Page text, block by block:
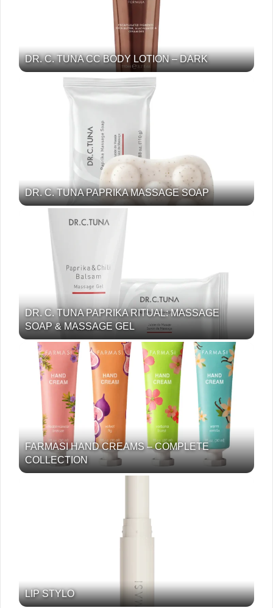
DR. C. TUNA CC BODY LOTION – DARK
DR. C. TUNA PAPRIKA MASSAGE SOAP
DR. C. TUNA PAPRIKA RITUAL: MASSAGE
SOAP & MASSAGE GEL
FARMASI HAND CREAMS – COMPLETE
COLLECTION
LIP STYLO